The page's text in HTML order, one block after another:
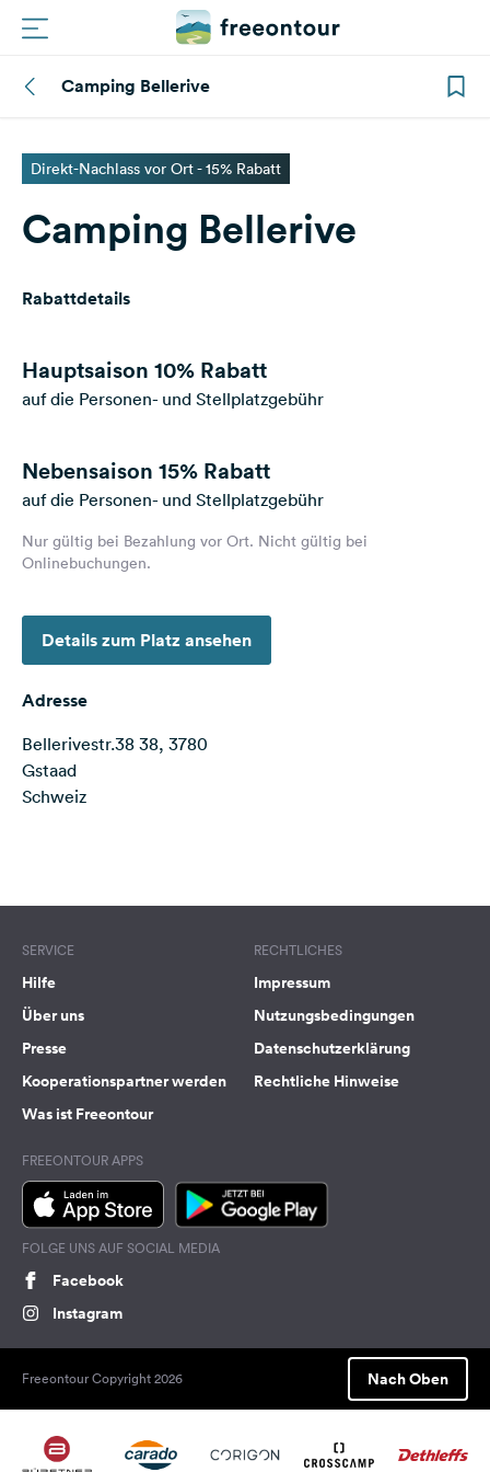
Routen
Plätze
Einloggen
Fragen &
Feedback
Sprache:
Deutsch
Folge
uns
Social
Facebook
Camping Bellerive
Direkt-Nachlass vor Ort - 15% Rabatt
Camping Bellerive
Rabattdetails
Hauptsaison 10% Rabatt
auf die Personen- und Stellplatzgebühr
Nebensaison 15% Rabatt
auf die Personen- und Stellplatzgebühr
Nur gültig bei Bezahlung vor Ort. Nicht gültig bei
Onlinebuchungen.
Details zum Platz ansehen
Adresse
Bellerivestr.38 38, 3780
Gstaad
Schweiz
SERVICE
Hilfe
Über uns
Presse
Kooperationspartner werden
Was ist Freeontour
RECHTLICHES
Impressum
Nutzungsbedingungen
Datenschutzerklärung
Rechtliche Hinweise
FREEONTOUR APPS
FOLGE UNS AUF SOCIAL MEDIA
Facebook
Instagram
Freeontour Copyright 2026 Nach Oben